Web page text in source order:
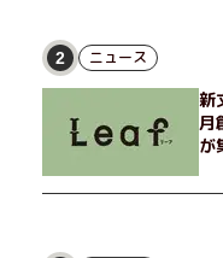
げたり、部屋でふたりだ
独身、幼なじみの変わら
2 ニュース
新
月
が